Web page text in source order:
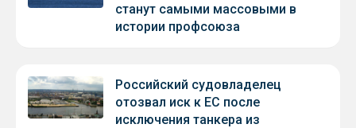
станут самыми массовыми в
истории профсоюза
Российский судовладелец
отозвал иск к ЕС после
исключения танкера из